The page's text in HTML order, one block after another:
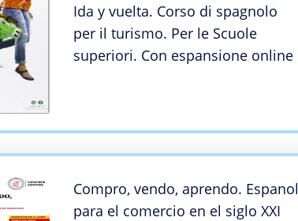
Ida y vuelta. Corso di spagnolo
per il turismo. Per le Scuole
superiori. Con espansione online
Compro, vendo, aprendo. Espanol
para el comercio en el siglo XXI